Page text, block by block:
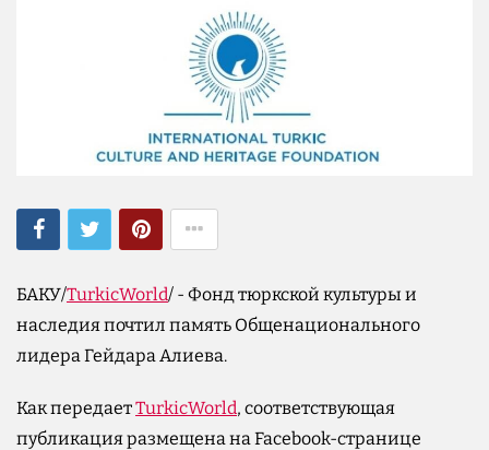
БАКУ/TurkicWorld/ - Фонд тюркской культуры и
наследия почтил память Общенационального
лидера Гейдара Алиева.
Как передаетTurkicWorld, соответствующая
публикация размещена на Facebook-странице